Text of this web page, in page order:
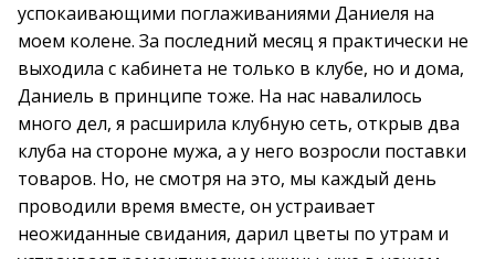
успокаивающими поглаживаниями Даниеля на
моем колене. За последний месяц я практически не
выходила с кабинета не только в клубе, но и дома,
Даниель в принципе тоже. На нас навалилось
много дел, я расширила клубную сеть, открыв два
клуба на стороне мужа, а у него возросли поставки
товаров. Но, не смотря на это, мы каждый день
проводили время вместе, он устраивает
неожиданные свидания, дарил цветы по утрам и